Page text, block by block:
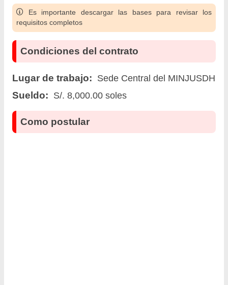
Es importante descargar las bases para revisar los
requisitos completos
Condiciones del contrato
Lugar de trabajo: Sede Central del MINJUSDH
Sueldo: S/. 8,000.00 soles
Como postular